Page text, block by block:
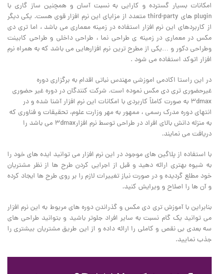
امکانات بسیار گسترده و کارایی به نسبت آسان و همچنین ساز گاری با
plugin های third-party متعدد از مزایای این نرم افزار قوی هست. یکی دیگر
از کاربردهای این نرم افزار استفاده در زمینه معماری می باشد ، اما تری دی
مکس در معماری در زمینه ی طراحی نما ، طراحی داخلی و طراحی کابینت
وطراحی دکور و …یکی از مطرح ترین نرم افزارهایی می باشد که به همراه نرم
افزار اتوکد استفاده می شود .
در این راستا اکادمی اموزشی مهندس نباتی اقدام به برگزاری دوره
غیرحضوری تری دی مکس نموده است. شرکت کنندگان در دوره غیر حضوری
3dmax به صورت کاملاً کاربردی با امکانات این نرم افزار آشنا شده و در
انتهای دوره مدرک رسمی ، ممهور به مهر وزارت علوم، تحقیقات و فناوری که
به منزله دانش بالای افراد در طراحی توسط نرم افزار3dmax می باشد را
دریافت می نمایند.
با استفاده از پلاگین های موجود در این نرم افزار می توانید ایده های خود را
به شیوه بهتری ارائه دهید و قبل از اجرایی کردن طرح ها از نظر مشتریان
خود مطلع گردیده و در صورت نیاز تغییرات لازم را بر روی طرح ها ایجاد کرده
و آن ها را اصلاح و ویرایش کنید.
بنابراین با آموزش تری دی مکس و گذراندن دوره های مربوط به این نرم افزار
می توانید یک گام نسبت به سایر افراد جلوتر باشید و بتوانید طراحی های
سه بعدی بی نقص و کاملی را ارائه داده و از این طریق مشتریان بیشتری را
جذب نمایید.